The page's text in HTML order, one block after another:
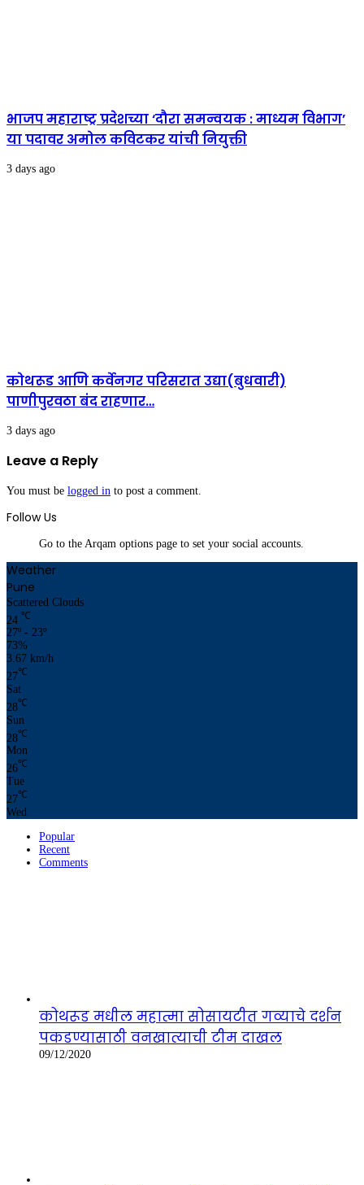
भाजप महाराष्ट्र प्रदेशच्या ‘दौरा समन्वयक : माध्यम विभाग’
या पदावर अमोल कविटकर यांची नियुक्ती
3 days ago
कोथरूड आणि कर्वेनगर परिसरात उद्या(बुधवारी)
पाणीपुरवठा बंद राहणार…
3 days ago
Leave a Reply
You must be logged in to post a comment.
Follow Us
Go to the Arqam options page to set your social accounts.
Weather
Pune
Scattered Clouds
24 ℃
27º - 23º
73%
3.67 km/h
27℃
Sat
28℃
Sun
28℃
Mon
26℃
Tue
27℃
Wed
Popular
Recent
Comments
कोथरूड मधील महात्मा सोसायटीत गव्याचे दर्शन
पकडण्यासाठी वनखात्याची टीम दाखल
09/12/2020